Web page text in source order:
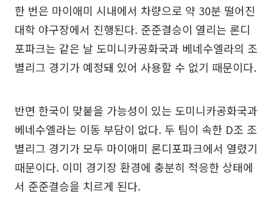
한 번은 마이애미 시내에서 차량으로 약 30분 떨어진
대학 야구장에서 진행된다. 준준결승이 열리는 론디
포파크는 같은 날 도미니카공화국과 베네수엘라의 조
별리그 경기가 예정돼 있어 사용할 수 없기 때문이다.
반면 한국이 맞붙을 가능성이 있는 도미니카공화국과
베네수엘라는 이동 부담이 없다. 두 팀이 속한 D조 조
별리그 경기가 모두 마이애미 론디포파크에서 열렸기
때문이다. 이미 경기장 환경에 충분히 적응한 상태에
서 준준결승을 치르게 된다.